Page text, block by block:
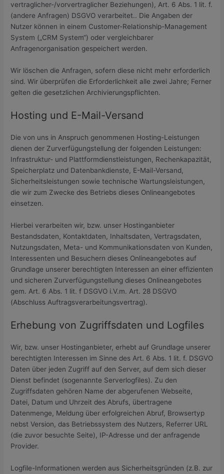
vertraglicher-/vorvertraglicher Beziehungen), Art. 6 Abs. 1 lit. f.
(andere Anfragen) DSGVO verarbeitet.. Die Angaben der
Nutzer können in einem Customer-Relationship-Management
System („CRM System“) oder vergleichbarer
Anfragenorganisation gespeichert werden.
Wir löschen die Anfragen, sofern diese nicht mehr erforderlich
sind. Wir überprüfen die Erforderlichkeit alle zwei Jahre; Ferner
gelten die gesetzlichen Archivierungspflichten.
Hosting und E-Mail-Versand
Die von uns in Anspruch genommenen Hosting-Leistungen
dienen der Zurverfügungstellung der folgenden Leistungen:
Infrastruktur- und Plattformdienstleistungen, Rechenkapazität,
Speicherplatz und Datenbankdienste, E-Mail-Versand,
Sicherheitsleistungen sowie technische Wartungsleistungen,
die wir zum Zwecke des Betriebs dieses Onlineangebotes
einsetzen.
Hierbei verarbeiten wir, bzw. unser Hostinganbieter
Bestandsdaten, Kontaktdaten, Inhaltsdaten, Vertragsdaten,
Nutzungsdaten, Meta- und Kommunikationsdaten von Kunden,
Interessenten und Besuchern dieses Onlineangebotes auf
Grundlage unserer berechtigten Interessen an einer effizienten
und sicheren Zurverfügungstellung dieses Onlineangebotes
gem. Art. 6 Abs. 1 lit. f DSGVO i.V.m. Art. 28 DSGVO
(Abschluss Auftragsverarbeitungsvertrag).
Erhebung von Zugriffsdaten und Logfiles
Wir, bzw. unser Hostinganbieter, erhebt auf Grundlage unserer
berechtigten Interessen im Sinne des Art. 6 Abs. 1 lit. f. DSGVO
Daten über jeden Zugriff auf den Server, auf dem sich dieser
Dienst befindet (sogenannte Serverlogfiles). Zu den
Zugriffsdaten gehören Name der abgerufenen Webseite,
Datei, Datum und Uhrzeit des Abrufs, übertragene
Datenmenge, Meldung über erfolgreichen Abruf, Browsertyp
nebst Version, das Betriebssystem des Nutzers, Referrer URL
(die zuvor besuchte Seite), IP-Adresse und der anfragende
Provider.
Logfile-Informationen werden aus Sicherheitsgründen (z.B. zur